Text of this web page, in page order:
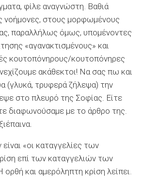
φίλε αναγνώστη. Βαθιά
νοήμονες, στους μορφωμένους
παραλλήλως όμως, υπομένοντες
«αγανακτισμένους» και
κουτοπόνηρους/κουτοπόνηρες
ακάθεκτοι! Να σας πω και
(γλυκά, τρυφερά ζήλεψα) την
στο πλευρό της Σοφίας. Είτε
διαφωνούσαμε με το άρθρο της.
«οι καταγγελίες των
επί των καταγγελιών των
και αμερόληπτη κρίση λείπει.